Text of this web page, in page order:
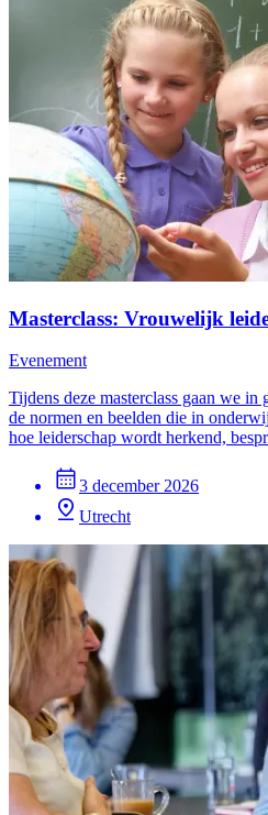
Masterclass: Vrouwelijk
Evenement
Tijdens deze masterclass gaan we
de normen en beelden die in
hoe leiderschap wordt herkend,
3 december 2026
Utrecht